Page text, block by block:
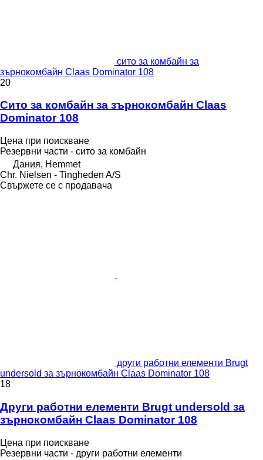
сито за комбайн за
зърнокомбайн Claas Dominator 108
20
Сито за комбайн за зърнокомбайн Claas
Dominator 108
Цена при поискване
Резервни части - сито за комбайн
Дания, Hemmet
Chr. Nielsen - Tingheden A/S
Свържете се с продавача
други работни елементи Brugt
undersold за зърнокомбайн Claas Dominator 108
18
Други работни елементи Brugt undersold за
зърнокомбайн Claas Dominator 108
Цена при поискване
Резервни части - други работни елементи